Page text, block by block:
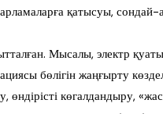
қатысуы,
Мысалы, электр
бөлігін жаңғырту
өндірісті көгалдандыру,